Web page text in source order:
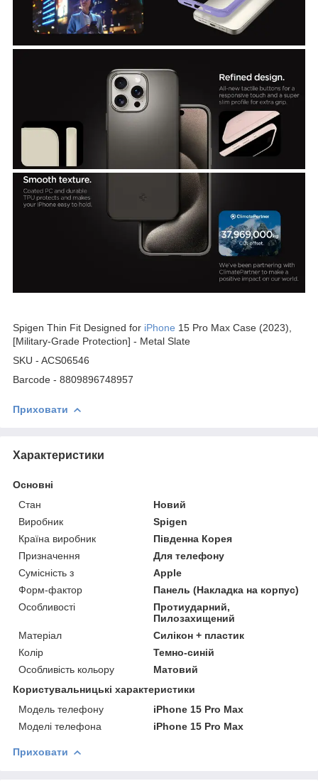
Spigen Thin Fit Designed for iPhone 15 Pro Max Case (2023),
[Military-Grade Protection] - Metal Slate
SKU - ACS06546
Barcode - 8809896748957
Приховати
Характеристики
Основні
Стан
Новий
Виробник
Spigen
Країна виробник
Південна Корея
Призначення
Для телефону
Сумісність з
Apple
Форм-фактор
Панель (Накладка на корпус)
Особливості
Протиударний,
Пилозахищений
Матеріал
Силікон + пластик
Колір
Темно-синій
Особливість кольору
Матовий
Користувальницькі характеристики
Модель телефону
iPhone 15 Pro Max
Моделі телефона
iPhone 15 Pro Max
Приховати